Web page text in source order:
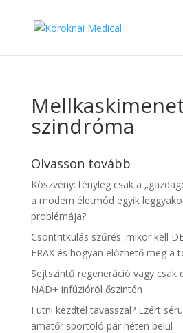
szindróma
Olvasson tovább
Köszvény: tényleg csak a
a modern életmód egyik
problémája?
Csontritkulás szűrés: mikor kell
FRAX és hogyan előzhető meg a
Sejtszintű regeneráció vagy csak
NAD+ infúzióról őszintén
Futni kezdtél tavasszal? Ezért
amatőr sportoló pár héten belül